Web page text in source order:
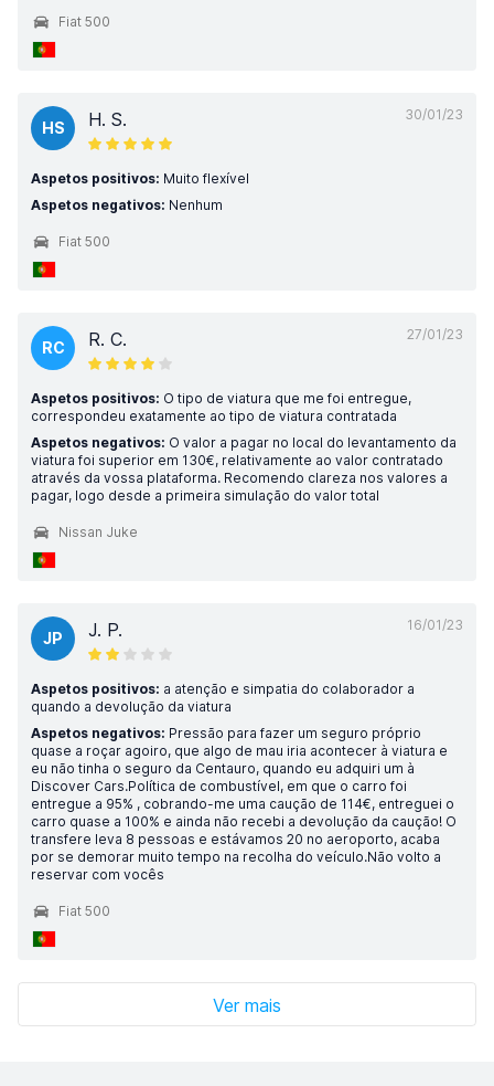
Fiat 500
30/01/23
HS H. S.
Aspetos positivos: Muito flexível
Aspetos negativos: Nenhum
Fiat 500
27/01/23
RC R. C.
Aspetos positivos: O tipo de viatura que me foi entregue,
correspondeu exatamente ao tipo de viatura contratada
Aspetos negativos: O valor a pagar no local do levantamento da
viatura foi superior em 130€, relativamente ao valor contratado
através da vossa plataforma. Recomendo clareza nos valores a
pagar, logo desde a primeira simulação do valor total
Nissan Juke
16/01/23
JP J. P.
Aspetos positivos: a atenção e simpatia do colaborador a
quando a devolução da viatura
Aspetos negativos: Pressão para fazer um seguro próprio
quase a roçar agoiro, que algo de mau iria acontecer à viatura e
eu não tinha o seguro da Centauro, quando eu adquiri um à
Discover Cars.Política de combustível, em que o carro foi
entregue a 95% , cobrando-me uma caução de 114€, entreguei o
carro quase a 100% e ainda não recebi a devolução da caução! O
transfere leva 8 pessoas e estávamos 20 no aeroporto, acaba
por se demorar muito tempo na recolha do veículo.Não volto a
reservar com vocês
Fiat 500
Ver mais